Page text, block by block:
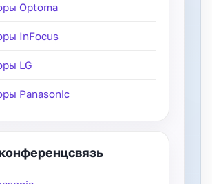
Optoma
InFocus
LG
Panasonic